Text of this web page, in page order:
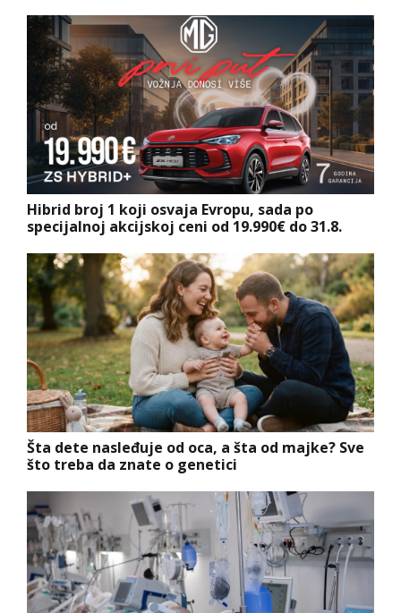
Hibrid broj 1 koji osvaja Evropu, sada po
specijalnoj akcijskoj ceni od 19.990€ do 31.8.
Šta dete nasleđuje od oca, a šta od majke? Sve
što treba da znate o genetici